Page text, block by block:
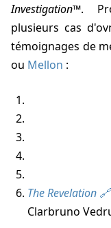
Investigation™.
plusieurs cas
témoignages de
ou Mellon :
The Revelation
Clarbruno